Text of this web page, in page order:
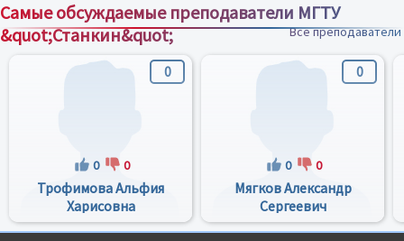
Самые обсуждаемые преподаватели МГТУ
&quot;Станкин&quot;
Все преподаватели
0
0 0
Трофимова Альфия
Харисовна
0
0 0
Мягков Александр
Сергеевич